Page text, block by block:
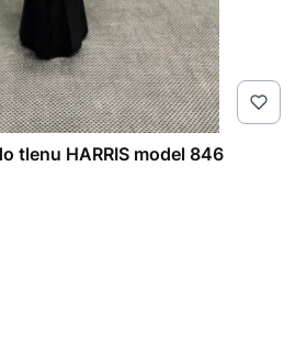
tlenu HARRIS model 846